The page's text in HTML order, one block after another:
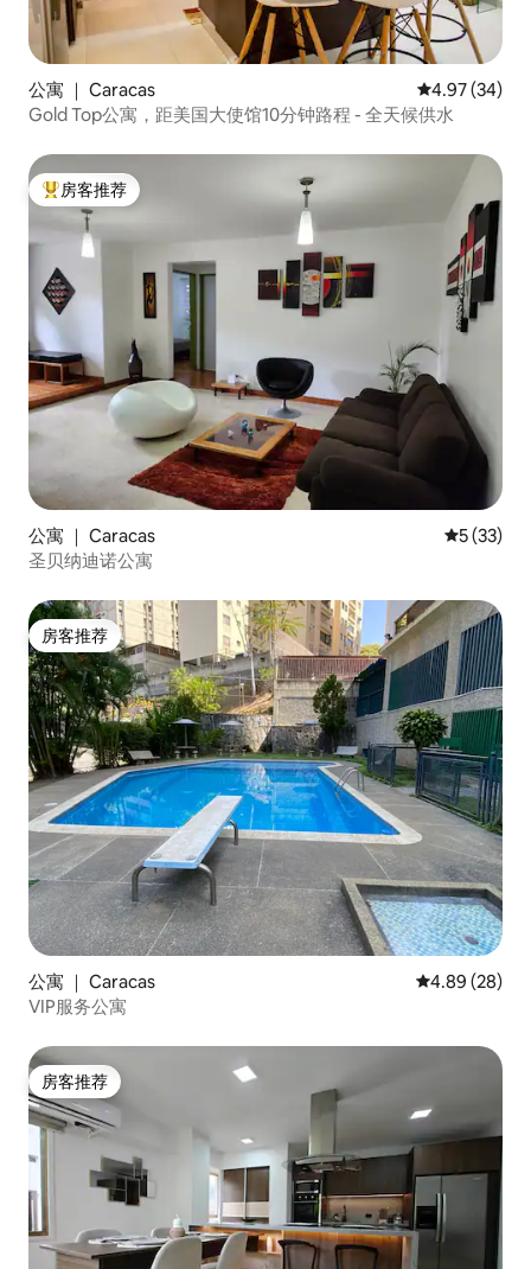
公寓 ｜ Caracas 平均评分
4.97 (34)
Gold Top公寓，距美国大使馆10分钟路程 - 全天候供水
热门「房客推荐」
房客推荐
公寓 ｜ Caracas 平均评分
5 (33)
圣贝纳迪诺公寓
房客推荐
房客推荐
公寓 ｜ Caracas 平均评分 4.89
4.89 (28)
VIP服务公寓
房客推荐
房客推荐